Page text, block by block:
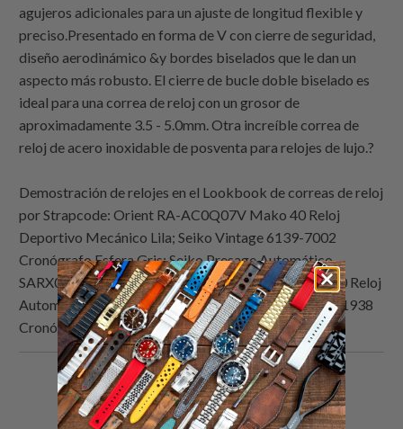
agujeros adicionales para un ajuste de longitud flexible y
preciso.Presentado en forma de V con cierre de seguridad,
diseño aerodinámico &y bordes biselados que le dan un
aspecto más robusto. El cierre de bucle doble biselado es
ideal para una correa de reloj con un grosor de
aproximadamente 3.5 - 5.0mm. Otra increíble correa de
reloj de acero inoxidable de posventa para relojes de lujo.?
Demostración de relojes en el Lookbook de correas de reloj
porStrapcode: Orient RA-AC0Q07V Mako 40 Reloj
Deportivo Mecánico Lila; Seiko Vintage 6139-7002
Cronógrafo Esfera Gris; Seiko Presage Automático
SARX019 Reloj de Esmalte; Seiko Vintage 7006-8070 Reloj
Automático Esfera Azul; Longines Heritage Military 1938
Cronógrafo L2.790.4.53.3
Comparte
esto
Comparte
esto
Compartir
esto
Email
this